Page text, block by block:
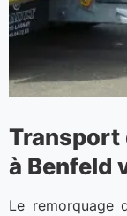
Transport
à Benfeld
Le remorquage